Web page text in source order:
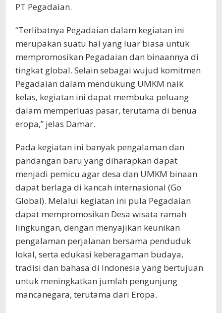
PT Pegadaian.
“Terlibatnya Pegadaian dalam kegiatan ini
merupakan suatu hal yang luar biasa untuk
mempromosikan Pegadaian dan binaannya di
tingkat global. Selain sebagai wujud komitmen
Pegadaian dalam mendukung UMKM naik
kelas, kegiatan ini dapat membuka peluang
dalam memperluas pasar, terutama di benua
eropa,” jelas Damar.
Pada kegiatan ini banyak pengalaman dan
pandangan baru yang diharapkan dapat
menjadi pemicu agar desa dan UMKM binaan
dapat berlaga di kancah internasional (Go
Global). Melalui kegiatan ini pula Pegadaian
dapat mempromosikan Desa wisata ramah
lingkungan, dengan menyajikan keunikan
pengalaman perjalanan bersama penduduk
lokal, serta edukasi keberagaman budaya,
tradisi dan bahasa di Indonesia yang bertujuan
untuk meningkatkan jumlah pengunjung
mancanegara, terutama dari Eropa.